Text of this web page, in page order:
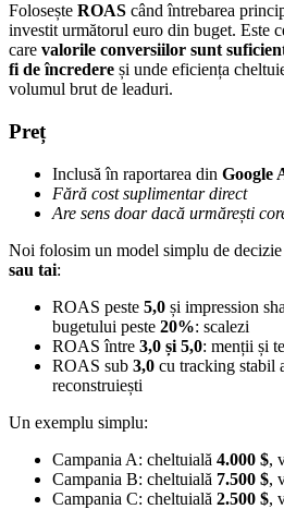
Folosește ROAS când întrebarea
investit următorul euro din buget. Este
care valorile conversiilor sunt
fi de încredere și unde eficiența
volumul brut de leaduri.
Preț
Inclusă în raportarea din Google
Fără cost suplimentar direct
Are sens doar dacă urmărești
Noi folosim un model simplu de
sau tai:
ROAS peste 5,0 și impression
bugetului peste 20%: scalezi
ROAS între 3,0 și 5,0: menții și
ROAS sub 3,0 cu tracking stabil
reconstruiești
Un exemplu simplu:
Campania A: cheltuială 4.000 $,
Campania B: cheltuială 7.500 $,
Campania C: cheltuială 2.500 $,